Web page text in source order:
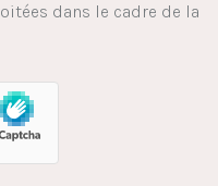
dans le cadre de la